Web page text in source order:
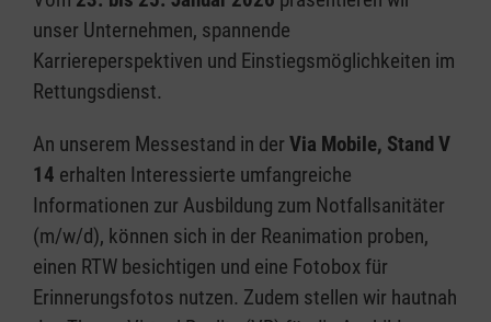
unser Unternehmen, spannende
Karriereperspektiven und Einstiegsmöglichkeiten im
Rettungsdienst.
An unserem Messestand in der Via Mobile, Stand V
14 erhalten Interessierte umfangreiche
Informationen zur Ausbildung zum Notfallsanitäter
(m/w/d), können sich in der Reanimation proben,
einen RTW besichtigen und eine Fotobox für
Erinnerungsfotos nutzen. Zudem stellen wir hautnah